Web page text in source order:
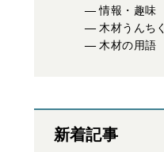
情報・趣味
木材うんちく
木材の用語
新着記事